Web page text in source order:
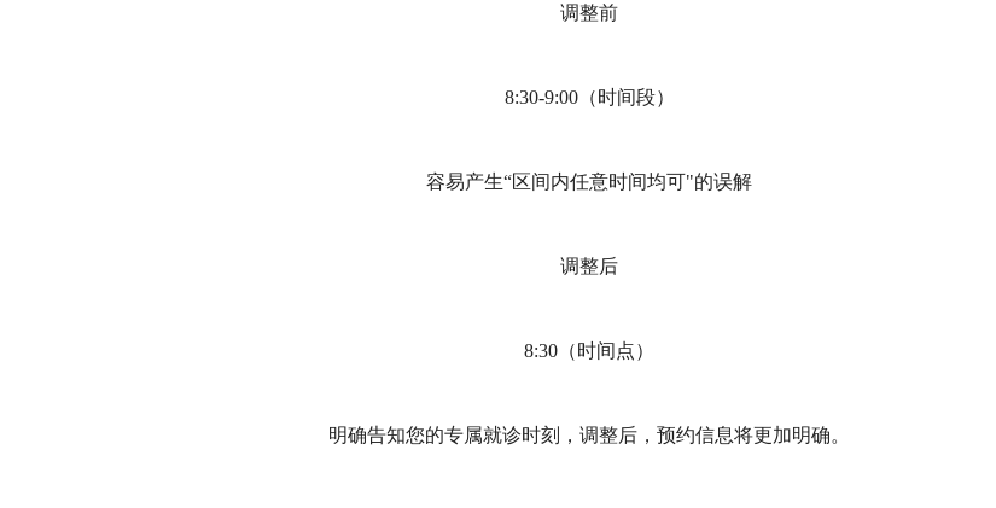
调整前
8:30-9:00（时间段）
容易产生“区间内任意时间均可"的误解
调整后
8:30（时间点）
明确告知您的专属就诊时刻，调整后，预约信息将更加明确。